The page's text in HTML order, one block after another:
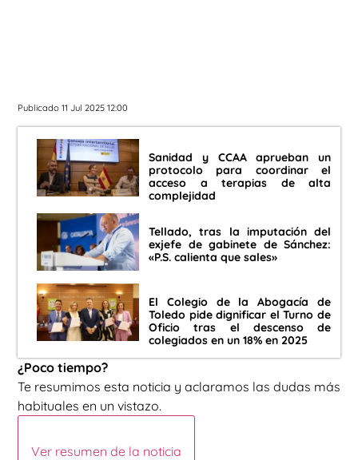
Publicado 11 Jul 2025 12:00
Sanidad y CCAA aprueban un
protocolo para coordinar el
acceso a terapias de alta
complejidad
Tellado, tras la imputación del
exjefe de gabinete de Sánchez:
«P.S. calienta que sales»
El Colegio de la Abogacía de
Toledo pide dignificar el Turno de
Oficio tras el descenso de
colegiados en un 18% en 2025
¿Poco tiempo?
Te resumimos esta noticia y aclaramos las dudas más
habituales en un vistazo.
Ver resumen de la noticia